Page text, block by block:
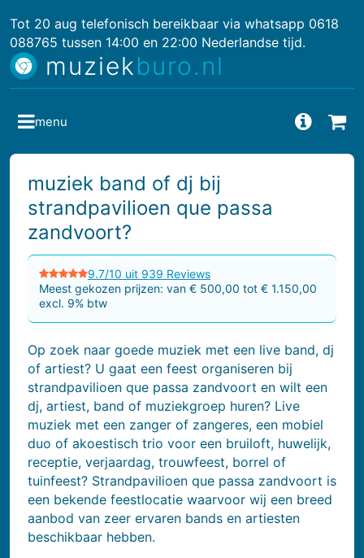
Tot 20 aug telefonisch bereikbaar via whatsapp 0618
088765 tussen 14:00 en 22:00 Nederlandse tijd.
muziekburo.nl
muziek band of dj bij
strandpavilioen que passa
zandvoort?
9.7/10 uit 939 Reviews
Meest gekozen prijzen: van € 500,00 tot € 1.150,00
excl. 9% btw
Op zoek naar goede muziek met een live band, dj
of artiest? U gaat een feest organiseren bij
strandpavilioen que passa zandvoort en wilt een
dj, artiest, band of muziekgroep huren? Live
muziek met een zanger of zangeres, een mobiel
duo of akoestisch trio voor een bruiloft, huwelijk,
receptie, verjaardag, trouwfeest, borrel of
tuinfeest? Strandpavilioen que passa zandvoort is
een bekende feestlocatie waarvoor wij een breed
aanbod van zeer ervaren bands en artiesten
beschikbaar hebben.
menu